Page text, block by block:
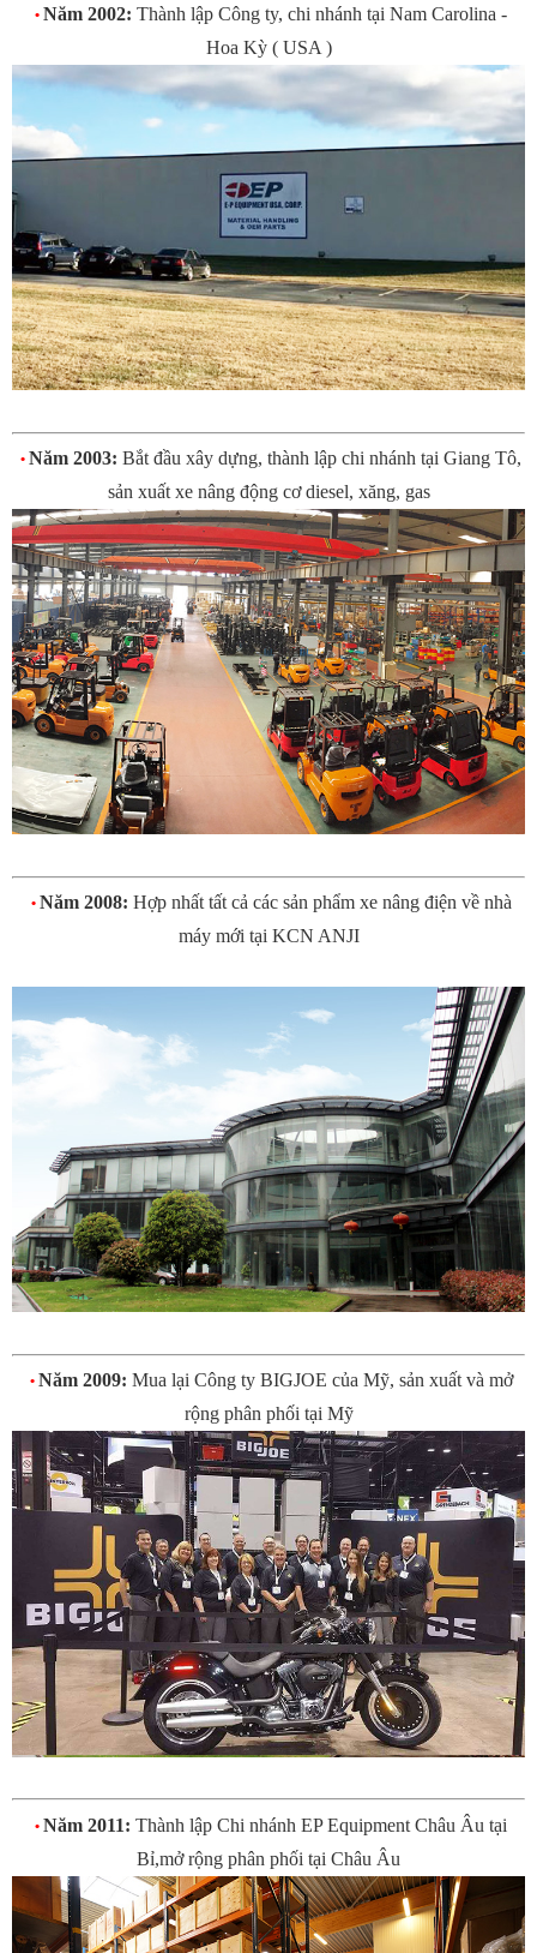
• Năm 2002: Thành lập Công ty, chi nhánh tại Nam Carolina -
Hoa Kỳ ( USA )
• Năm 2003: Bắt đầu xây dựng, thành lập chi nhánh tại Giang Tô,
sản xuất xe nâng động cơ diesel, xăng, gas
• Năm 2008: Hợp nhất tất cả các sản phẩm xe nâng điện về nhà
máy mới tại KCN ANJI
• Năm 2009: Mua lại Công ty BIGJOE của Mỹ, sản xuất và mở
rộng phân phối tại Mỹ
• Năm 2011: Thành lập Chi nhánh EP Equipment Châu Âu tại
Bỉ,mở rộng phân phối tại Châu Âu